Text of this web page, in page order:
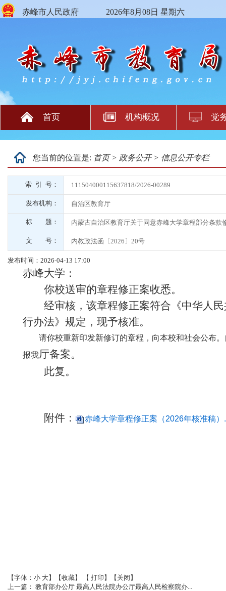
赤峰市人民政府 2026年8月08日 星期六
首页 机构概况 党
您当前的位置是: 首页> 政务公开> 信息公开专栏
索 引 号： 111504000115637818/2026-00289
发布机构： 自治区教育厅
标 题： 内蒙古自治区教育厅关于同意赤峰大学章程部分条款
文 号： 内教政法函〔2026〕20号
发布时间：2026-04-13 17:00
赤峰大学 ：
你校送审的章程修正案收悉。
经审核，该章程修正案符合《中华人民
行办法》规定，现予核准。
请你校重新印发新修订的章程，向本校和社会公布。
报我厅备案。
此复。
附件： 赤峰大学章程修正案（2026年核准稿）
【字体： 小 大】【收藏】 【 打印 】【 关闭 】
上一篇： 教育部办公厅 最高人民法院办公厅最高人民检察院办...